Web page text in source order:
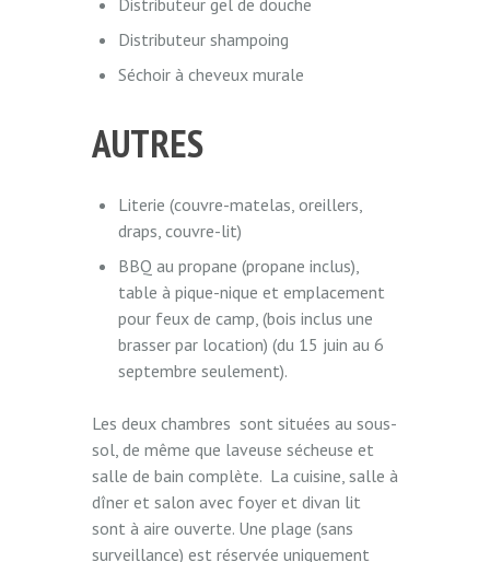
Distributeur shampoing
Séchoir à cheveux murale
AUTRES
Literie (couvre-matelas, oreillers,
draps, couvre-lit)
BBQ au propane (propane inclus),
table à pique-nique et emplacement
pour feux de camp, (bois inclus une
brasser par location) (du 15 juin au 6
septembre seulement).
Les deux chambres sont situées au sous-
sol, de même que laveuse sécheuse et
salle de bain complète. La cuisine, salle à
dîner et salon avec foyer et divan lit
sont à aire ouverte. Une plage (sans
surveillance) est réservée uniquement